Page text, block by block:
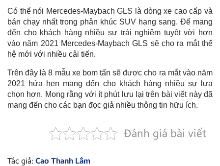
Có thể nói Mercedes-Maybach GLS là dòng xe cao cấp và
bán chạy nhất trong phân khúc SUV hạng sang. Để mang
đến cho khách hàng nhiều sự trải nghiệm tuyệt vời hơn
vào năm 2021 Mercedes-Maybach GLS sẽ cho ra mắt thế
hệ mới với nhiều cải tiến.
Trên đây là 8 mẫu xe bom tấn sẽ được cho ra mắt vào năm
2021 hứa hẹn mang đến cho khách hàng nhiều sự lựa
chọn hơn. Mong rằng với ít phút lưu lại trên bài viết này đã
mang đến cho các bạn đọc giả nhiều thông tin hữu ích.
Đánh giá bài viết
Tác giả: Cao Thanh Lâm